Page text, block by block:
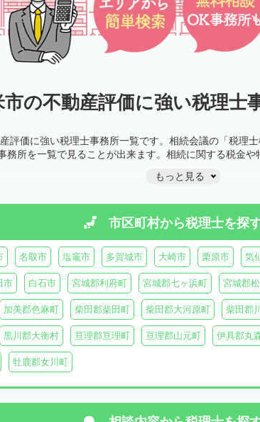
市の不動産評価に強い税理士
評価に強い税理士事務所一覧です。相続会議の「税理
務所を一覧で見ることが出来ます。相続に関する税金
もっと見る
市区町村から税理士を探
名取市 塩竈市 多賀城市 大崎市 栗原市 気
市 白石市 宮城郡利府町 宮城郡七ヶ浜町 宮城郡
加美郡色麻町 柴田郡柴田町 柴田郡大河原町 柴田郡
黒川郡大衡村 亘理郡亘理町 亘理郡山元町 伊具郡丸
牡鹿郡女川町